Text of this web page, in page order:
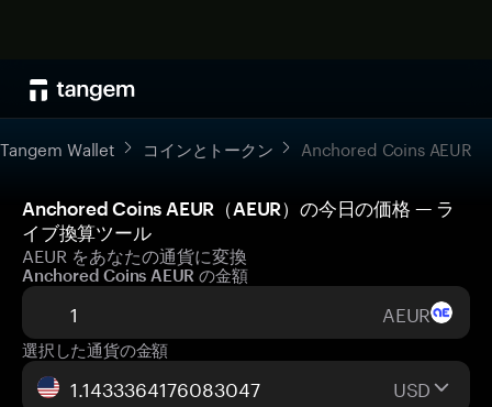
Tangem Wallet コインとトークン Anchored Coins AEUR
Anchored Coins AEUR（AEUR）の今日の価格 — ラ
イブ換算ツール
AEUR をあなたの通貨に変換
Anchored Coins AEUR の金額
AEUR
選択した通貨の金額
USD